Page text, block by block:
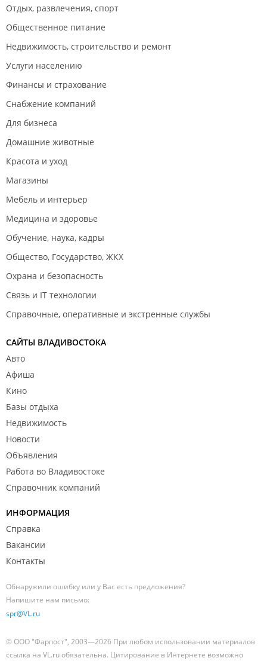
Отдых, развлечения, спорт
Общественное питание
Недвижимость, строительство и ремонт
Услуги населению
Финансы и страхование
Снабжение компаний
Для бизнеса
Домашние животные
Красота и уход
Магазины
Мебель и интерьер
Медицина и здоровье
Обучение, наука, кадры
Общество, Государство, ЖКХ
Охрана и безопасность
Связь и IT технологии
Справочные, оперативные и экстренные службы
САЙТЫ ВЛАДИВОСТОКА
Авто
Афиша
Кино
Базы отдыха
Недвижимость
Новости
Объявления
Работа во Владивостоке
Справочник компаний
ИНФОРМАЦИЯ
Справка
Вакансии
Контакты
Обнаружили ошибку или у Вас есть предложения?
Напишите нам письмо:
spr@VL.ru
© ООО "Фарпост", 2003—2026 При любом использовании материалов
ссылка на VL.ru обязательна. Цитирование в Интернете возможно